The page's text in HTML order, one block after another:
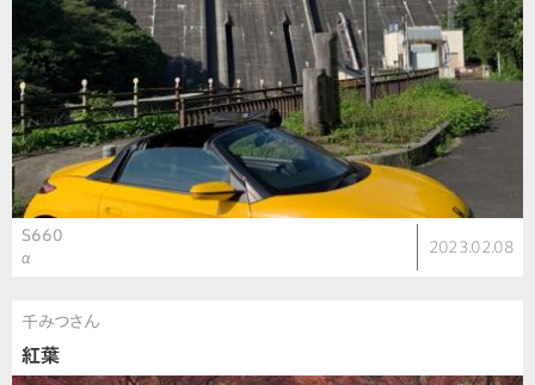
S660
α
2023.02.08
千みつさん
紅葉